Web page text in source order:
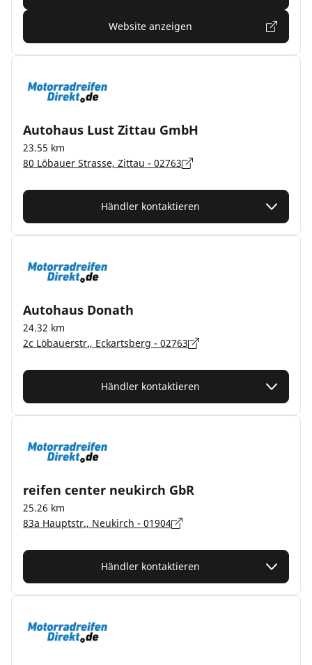
Website anzeigen
Autohaus Lust Zittau GmbH
23.55 km
80 Löbauer Strasse, Zittau - 02763
Händler kontaktieren
Autohaus Donath
24.32 km
2c Löbauerstr., Eckartsberg - 02763
Händler kontaktieren
reifen center neukirch GbR
25.26 km
83a Hauptstr., Neukirch - 01904
Händler kontaktieren